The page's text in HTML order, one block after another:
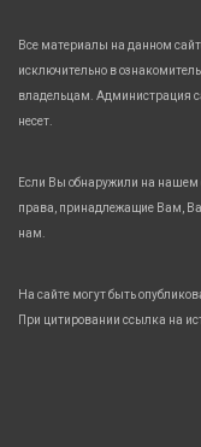
Все материалы на данном
исключительно в
владельцам. Администрация
несет.
Если Вы обнаружили на
права, принадлежащие Вам,
нам.
На сайте могут быть
При цитировании ссылка на